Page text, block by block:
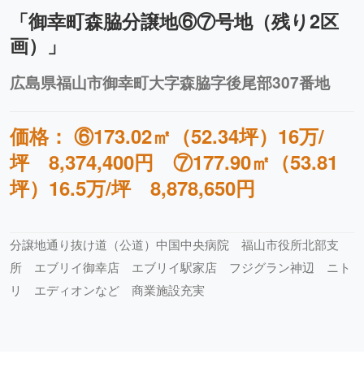
「御幸町森脇分譲地⑥⑦号地（残り2区
画）」
広島県福山市御幸町大字森脇字後尾部307番地
価格： ⑥173.02㎡（52.34坪）16万/
坪 8,374,400円 ⑦177.90㎡（53.81
坪）16.5万/坪 8,878,650円
分譲地通り抜け道（公道）中国中央病院 福山市役所北部支
所 エブリイ御幸店 エブリイ駅家店 フジグラン神辺 ニト
リ エディオンなど 商業施設充実